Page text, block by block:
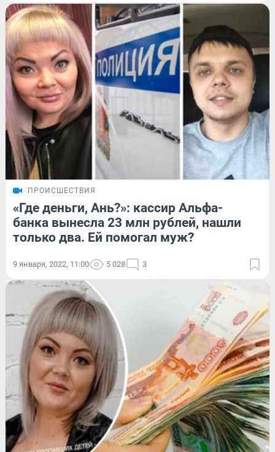
ПРОИСШЕСТВИЯ
«Где деньги, Ань?»: кассир Альфа-
банка вынесла 23 млн рублей, нашли
только два. Ей помогал муж?
9 января, 2022, 11:00 5 028 3